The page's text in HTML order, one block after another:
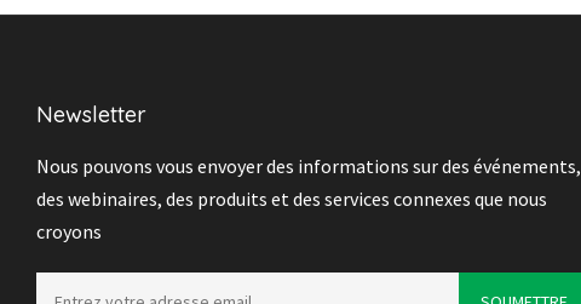
Newsletter
Nous pouvons vous envoyer des informations sur des événements,
des webinaires, des produits et des services connexes que nous
croyons